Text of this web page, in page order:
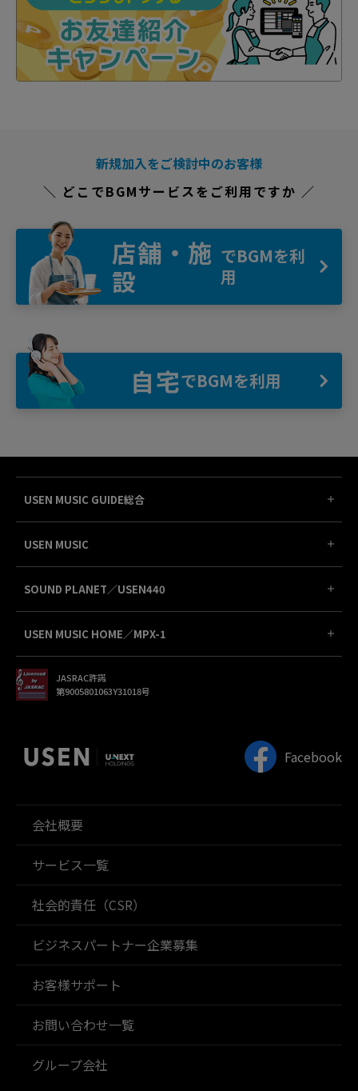
新規加入をご検討中のお客様
＼ どこでBGMサービスをご利用ですか ／
店舗・施
設
でBGMを利
用
自宅でBGMを利用
USEN MUSIC GUIDE総合
USEN MUSIC
SOUND PLANET／USEN440
USEN MUSIC HOME／MPX-1
JASRAC許諾
第9005801063Y31018号
Facebook
会社概要
サービス一覧
社会的責任（CSR）
ビジネスパートナー企業募集
お客様サポート
お問い合わせ一覧
グループ会社